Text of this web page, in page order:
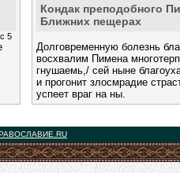
5
Кондак преподобного
Ближних пещерах
Долговременную болезнь
восхвалим Пимена
гнушаемь,/ сей ныне
и прогонит злосмрадие
успеет враг на ны.